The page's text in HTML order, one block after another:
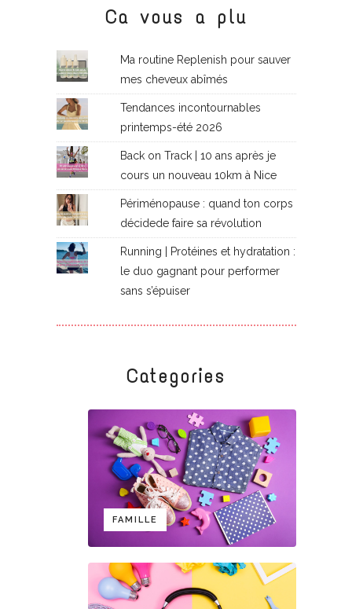
Ca vous a plu
Ma routine Replenish pour sauver
mes cheveux abîmés
Tendances incontournables
printemps-été 2026
Back on Track | 10 ans après je
cours un nouveau 10km à Nice
Périménopause : quand ton corps
décidede faire sa révolution
Running | Protéines et hydratation :
le duo gagnant pour performer
sans s’épuiser
Categories
FAMILLE